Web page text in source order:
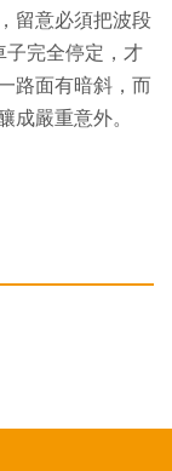
留意必須把波段
子完全停定，才
路面有暗斜，而
成嚴重意外。